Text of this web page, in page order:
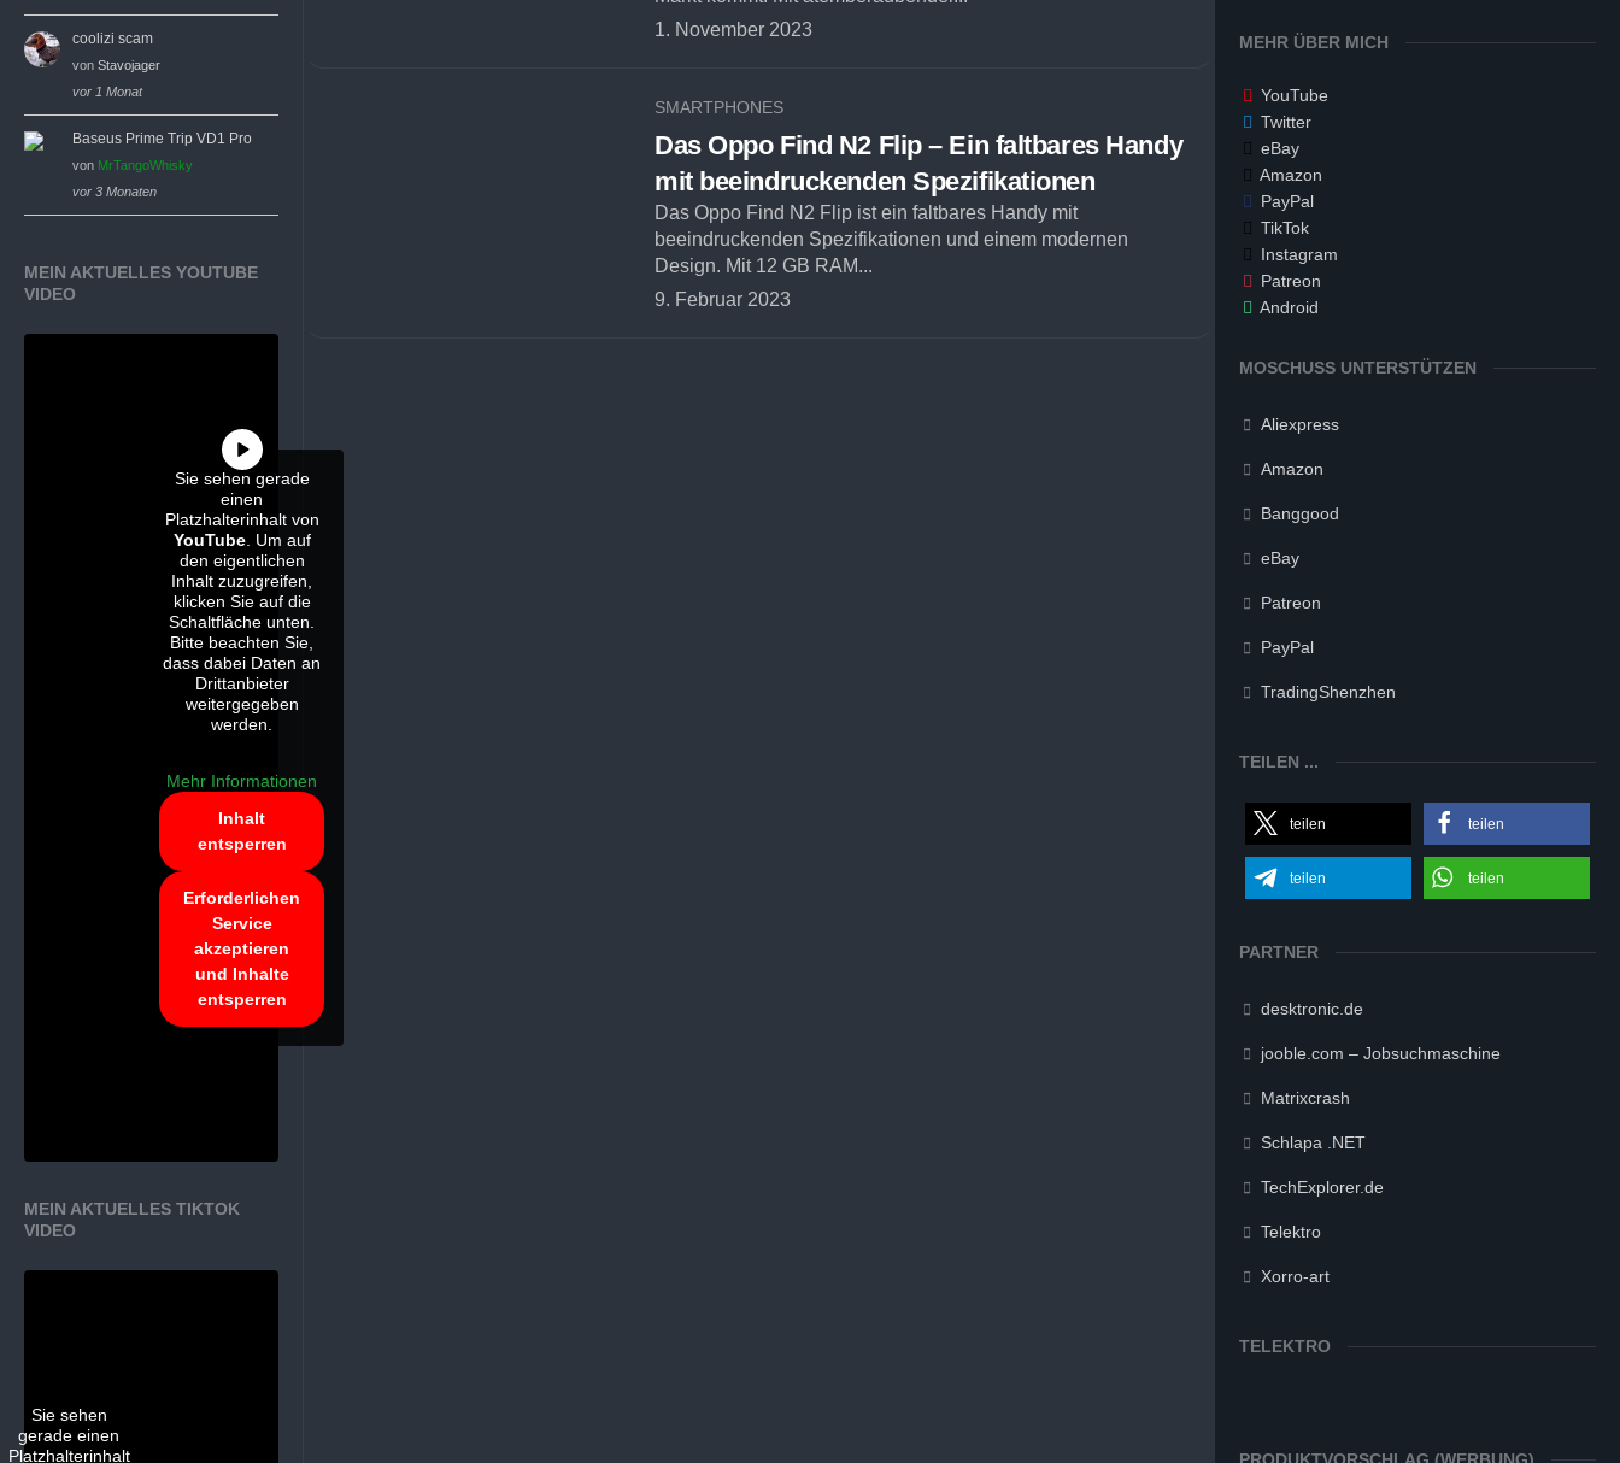
coolizi scam
von Stavojager
vor 1 Monat
Baseus Prime Trip VD1 Pro
von MrTangoWhisky
vor 3 Monaten
MEIN AKTUELLES YOUTUBE
VIDEO
Sie sehen gerade
einen
Platzhalterinhalt von
YouTube. Um auf
den eigentlichen
Inhalt zuzugreifen,
klicken Sie auf die
Schaltfläche unten.
Bitte beachten Sie,
dass dabei Daten an
Drittanbieter
weitergegeben
werden.
Mehr Informationen
Inhalt
entsperren
Erforderlichen
Service
akzeptieren
und Inhalte
entsperren
MEIN AKTUELLES TIKTOK
VIDEO
Sie sehen
gerade einen
Platzhalterinhalt
1. November 2023
SMARTPHONES
Das Oppo Find N2 Flip – Ein faltbares Handy
mit beeindruckenden Spezifikationen
Das Oppo Find N2 Flip ist ein faltbares Handy mit
beeindruckenden Spezifikationen und einem modernen
Design. Mit 12 GB RAM...
9. Februar 2023
MEHR ÜBER MICH
YouTube
Twitter
eBay
Amazon
PayPal
TikTok
Instagram
Patreon
Android
MOSCHUSS UNTERSTÜTZEN
Aliexpress
Amazon
Banggood
eBay
Patreon
PayPal
TradingShenzhen
TEILEN ...
teilen teilen
teilen teilen
PARTNER
desktronic.de
jooble.com – Jobsuchmaschine
Matrixcrash
Schlapa .NET
TechExplorer.de
Telektro
Xorro-art
TELEKTRO